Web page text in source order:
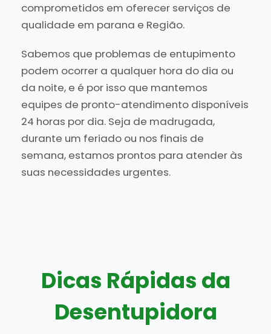
comprometidos em oferecer serviços de
qualidade em parana e Região.
Sabemos que problemas de entupimento
podem ocorrer a qualquer hora do dia ou
da noite, e é por isso que mantemos
equipes de pronto-atendimento disponíveis
24 horas por dia. Seja de madrugada,
durante um feriado ou nos finais de
semana, estamos prontos para atender às
suas necessidades urgentes.
Dicas Rápidas da
Desentupidora